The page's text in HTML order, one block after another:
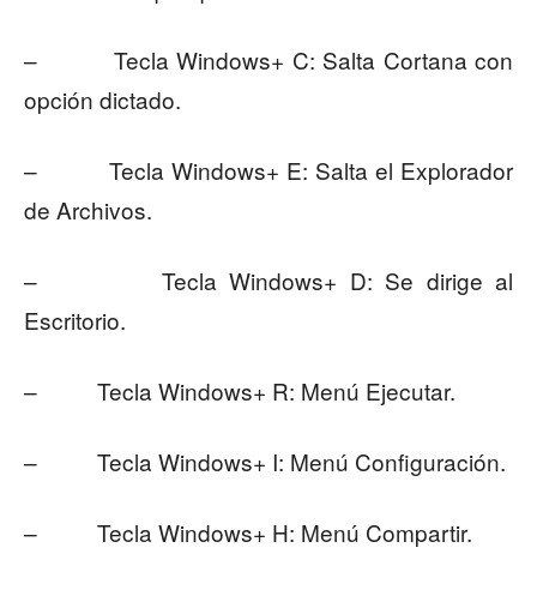
– Tecla Windows+ C: Salta Cortana con
opción dictado.
– Tecla Windows+ E: Salta el Explorador
de Archivos.
– Tecla Windows+ D: Se dirige al
Escritorio.
– Tecla Windows+ R: Menú Ejecutar.
– Tecla Windows+ I: Menú Configuración.
– Tecla Windows+ H: Menú Compartir.